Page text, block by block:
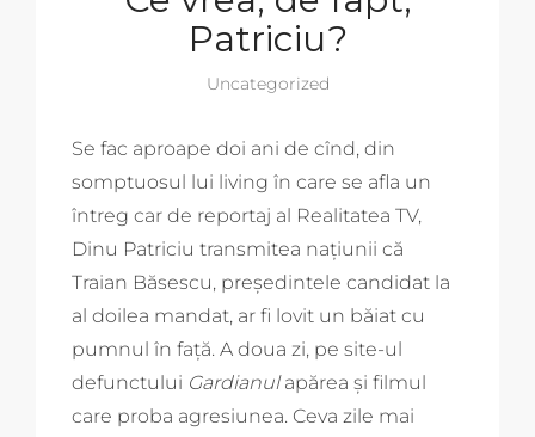
Patriciu?
Uncategorized
Se fac aproape doi ani de cînd, din
somptuosul lui living în care se afla un
întreg car de reportaj al Realitatea TV,
Dinu Patriciu transmitea națiunii că
Traian Băsescu, președintele candidat la
al doilea mandat, ar fi lovit un băiat cu
pumnul în față. A doua zi, pe site-ul
defunctului Gardianulapărea și filmul
care proba agresiunea. Ceva zile mai